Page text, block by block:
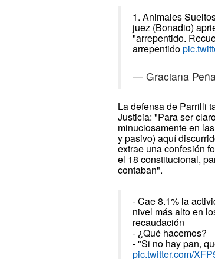
1. Animales
juez (Bonadio)
"arrepentido.
arrepentido
— Graciana
La defensa de Parrilli
Justicia: "Para ser
minuciosamente en
y pasivo) aquí
extrae una confesión
el 18 constitucional,
contaban".
- Cae 8.1% la
nivel más alto en
recaudación
- ¿Qué hacemos?
- "Si no hay pan,
pic.twitter.com/